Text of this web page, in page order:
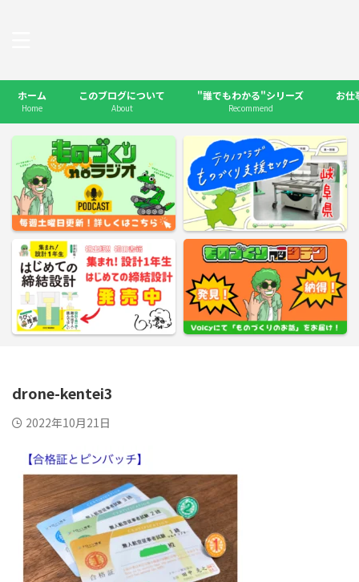
ホーム
Home
このブログについて
About
"誰でもわかる"シリーズ
Recommend
お仕
drone-kentei3
2022年10月21日